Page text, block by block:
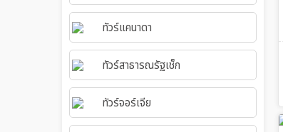
ทัวร์แคนาดา
ทัวร์สาธารณรัฐเช็ก
ทัวร์จอร์เจีย